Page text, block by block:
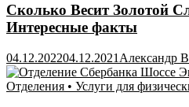
Сколько Весит Золотой
Интересные факты
04.12.202204.12.2021 Александр